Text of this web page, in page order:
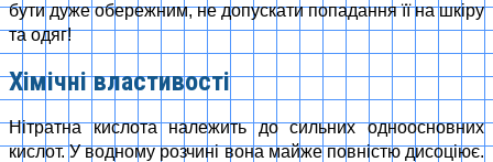
бути дуже обережним, не допускати попадання її на шкіру
та одяг!
Хімічні властивості
Нітратна кислота належить до сильних одноосновних
кислот. У водному розчині вона майже повністю дисоціює.